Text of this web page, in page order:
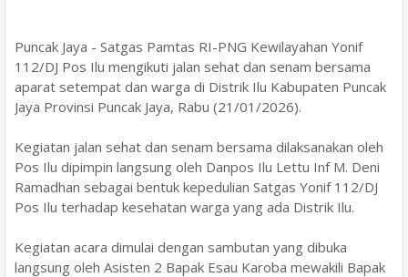
Puncak Jaya - Satgas Pamtas RI-PNG Kewilayahan Yonif
112/DJ Pos Ilu mengikuti jalan sehat dan senam bersama
aparat setempat dan warga di Distrik Ilu Kabupaten Puncak
Jaya Provinsi Puncak Jaya, Rabu (21/01/2026).
Kegiatan jalan sehat dan senam bersama dilaksanakan oleh
Pos Ilu dipimpin langsung oleh Danpos Ilu Lettu Inf M. Deni
Ramadhan sebagai bentuk kepedulian Satgas Yonif 112/DJ
Pos Ilu terhadap kesehatan warga yang ada Distrik Ilu.
Kegiatan acara dimulai dengan sambutan yang dibuka
langsung oleh Asisten 2 Bapak Esau Karoba mewakili Bapak